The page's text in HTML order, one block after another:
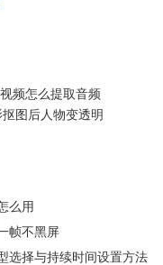
编辑的，互不影响。
频怎么提取音频
图后人物变透明
么用
帧不黑屏
选择与持续时间设置方法